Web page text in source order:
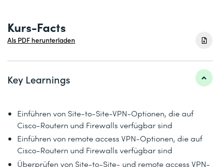
Kurs-Facts
Als PDF herunterladen
Key Learnings
Einführen von Site-to-Site-VPN-Optionen, die auf
Cisco-Routern und Firewalls verfügbar sind
Einführen von remote access VPN-Optionen, die auf
Cisco-Routern und Firewalls verfügbar sind
Überprüfen von Site-to-Site- und remote access VPN-